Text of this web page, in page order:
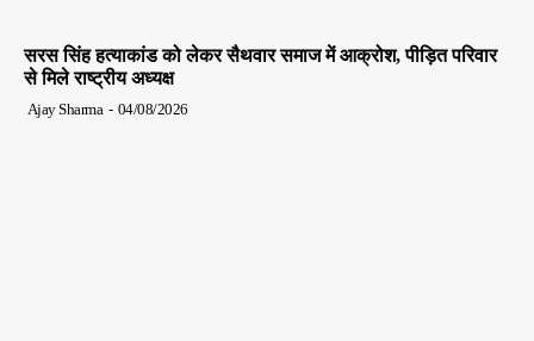
सरस सिंह हत्याकांड को लेकर सैथवार समाज में आक्रोश, पीड़ित परिवार
से मिले राष्ट्रीय अध्यक्ष
Ajay Sharma - 04/08/2026